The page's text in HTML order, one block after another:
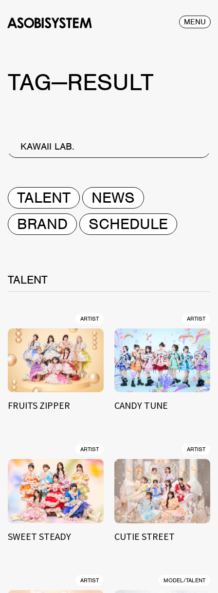
MENU
TAG—RESULT
KAWAII LAB.
TALENT
NEWS
BRAND
SCHEDULE
TALENT
ARTIST
FRUITS ZIPPER
ARTIST
CANDY TUNE
ARTIST
SWEET STEADY
ARTIST
CUTIE STREET
ARTIST MODEL/TALENT